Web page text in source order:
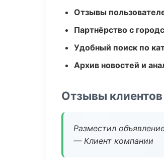
Отзывы
Партнёрство с
Удобный поиск по
Архив новостей и
Отзывы клиентов
Разместил
— Клиент компании